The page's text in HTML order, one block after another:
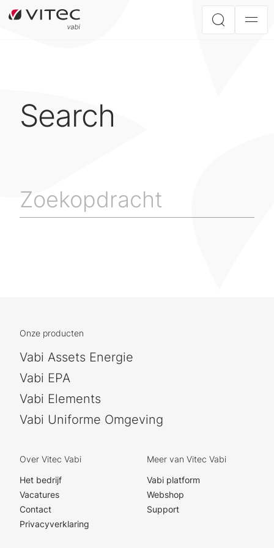
Search
Onze producten
Vabi Assets Energie
Vabi EPA
Vabi Elements
Vabi Uniforme Omgeving
Over Vitec Vabi
Het bedrijf
Vacatures
Contact
Privacyverklaring
Meer van Vitec Vabi
Vabi platform
Webshop
Support